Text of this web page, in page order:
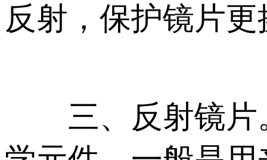
反射，保护镜片
三、反射镜片